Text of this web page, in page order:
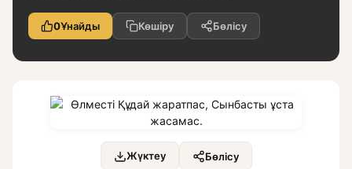
0Ұнайды Көшіру Бөлісу
Жүктеу Бөлісу